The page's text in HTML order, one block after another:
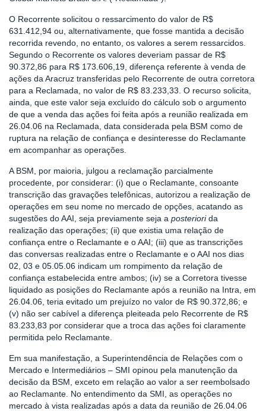
O Recorrente solicitou o ressarcimento do valor de R$
631.412,94 ou, alternativamente, que fosse mantida a decisão
recorrida revendo, no entanto, os valores a serem ressarcidos.
Segundo o Recorrente os valores deveriam passar de R$
90.372,86 para R$ 173.606,19, diferença referente à venda de
ações da Aracruz transferidas pelo Recorrente de outra corretora
para a Reclamada, no valor de R$ 83.233,33. O recurso solicita,
ainda, que este valor seja excluído do cálculo sob o argumento
de que a venda das ações foi feita após a reunião realizada em
26.04.06 na Reclamada, data considerada pela BSM como de
ruptura na relação de confiança e desinteresse do Reclamante
em acompanhar as operações.
A BSM, por maioria, julgou a reclamação parcialmente
procedente, por considerar: (i) que o Reclamante, consoante
transcrição das gravações telefônicas, autorizou a realização de
operações em seu nome no mercado de opções, acatando as
sugestões do AAI, seja previamente seja a posteriorida
realização das operações; (ii) que existia uma relação de
confiança entre o Reclamante e o AAI; (iii) que as transcrições
das conversas realizadas entre o Reclamante e o AAI nos dias
02, 03 e 05.05.06 indicam um rompimento da relação de
confiança estabelecida entre ambos; (iv) se a Corretora tivesse
liquidado as posições do Reclamante após a reunião na Intra, em
26.04.06, teria evitado um prejuízo no valor de R$ 90.372,86; e
(v) não ser cabível a diferença pleiteada pelo Recorrente de R$
83.233,83 por considerar que a troca das ações foi claramente
permitida pelo Reclamante.
Em sua manifestação, a Superintendência de Relações com o
Mercado e Intermediários – SMI opinou pela manutenção da
decisão da BSM, exceto em relação ao valor a ser reembolsado
ao Reclamante. No entendimento da SMI, as operações no
mercado à vista realizadas após a data da reunião de 26.04.06